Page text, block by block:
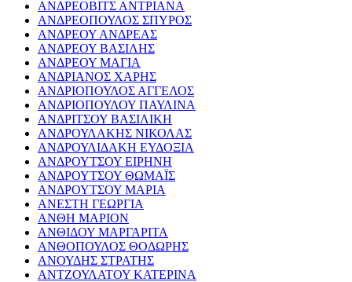
ΑΝΔΡΕΟΒΙΤΣ ΑΝΤΡΙΑΝΑ
ΑΝΔΡΕΟΠΟΥΛΟΣ ΣΠΥΡΟΣ
ΑΝΔΡΕΟΥ ΑΝΔΡΕΑΣ
ΑΝΔΡΕΟΥ ΒΑΣΙΛΗΣ
ΑΝΔΡΕΟΥ ΜΑΓΙΑ
ΑΝΔΡΙΑΝΟΣ ΧΑΡΗΣ
ΑΝΔΡΙΟΠΟΥΛΟΣ ΑΓΓΕΛΟΣ
ΑΝΔΡΙΟΠΟΥΛΟΥ ΠΑΥΛΙΝΑ
ΑΝΔΡΙΤΣΟΥ ΒΑΣΙΛΙΚΗ
ΑΝΔΡΟΥΛΑΚΗΣ ΝΙΚΟΛΑΣ
ΑΝΔΡΟΥΛΙΔΑΚΗ ΕΥΔΟΞΙΑ
ΑΝΔΡΟΥΤΣΟΥ ΕΙΡΗΝΗ
ΑΝΔΡΟΥΤΣΟΥ ΘΩΜΑΪΣ
ΑΝΔΡΟΥΤΣΟΥ ΜΑΡΙΑ
ΑΝΕΣΤΗ ΓΕΩΡΓΙΑ
ΑΝΘΗ ΜΑΡΙΟΝ
ΑΝΘΙΔΟΥ ΜΑΡΓΑΡΙΤΑ
ΑΝΘΟΠΟΥΛΟΣ ΘΟΔΩΡΗΣ
ΑΝΟΥΔΗΣ ΣΤΡΑΤΗΣ
ΑΝΤΖΟΥΛΑΤΟΥ ΚΑΤΕΡΙΝΑ